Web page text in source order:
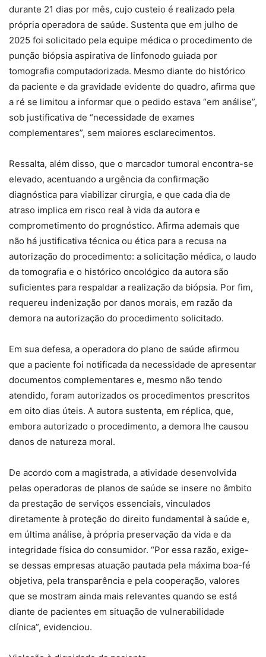
durante 21 dias por mês, cujo custeio é realizado pela
própria operadora de saúde. Sustenta que em julho de
2025 foi solicitado pela equipe médica o procedimento de
punção biópsia aspirativa de linfonodo guiada por
tomografia computadorizada. Mesmo diante do histórico
da paciente e da gravidade evidente do quadro, afirma que
a ré se limitou a informar que o pedido estava “em análise”,
sob justificativa de “necessidade de exames
complementares”, sem maiores esclarecimentos.
Ressalta, além disso, que o marcador tumoral encontra-se
elevado, acentuando a urgência da confirmação
diagnóstica para viabilizar cirurgia, e que cada dia de
atraso implica em risco real à vida da autora e
comprometimento do prognóstico. Afirma ademais que
não há justificativa técnica ou ética para a recusa na
autorização do procedimento: a solicitação médica, o laudo
da tomografia e o histórico oncológico da autora são
suficientes para respaldar a realização da biópsia. Por fim,
requereu indenização por danos morais, em razão da
demora na autorização do procedimento solicitado.
Em sua defesa, a operadora do plano de saúde afirmou
que a paciente foi notificada da necessidade de apresentar
documentos complementares e, mesmo não tendo
atendido, foram autorizados os procedimentos prescritos
em oito dias úteis. A autora sustenta, em réplica, que,
embora autorizado o procedimento, a demora lhe causou
danos de natureza moral.
De acordo com a magistrada, a atividade desenvolvida
pelas operadoras de planos de saúde se insere no âmbito
da prestação de serviços essenciais, vinculados
diretamente à proteção do direito fundamental à saúde e,
em última análise, à própria preservação da vida e da
integridade física do consumidor. “Por essa razão, exige-
se dessas empresas atuação pautada pela máxima boa-fé
objetiva, pela transparência e pela cooperação, valores
que se mostram ainda mais relevantes quando se está
diante de pacientes em situação de vulnerabilidade
clínica”, evidenciou.